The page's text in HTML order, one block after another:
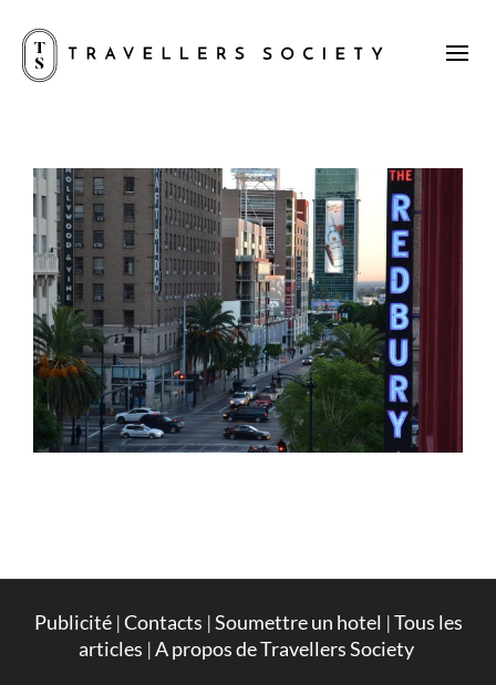
Publicité|Contacts |Soumettre un hotel |Tous les
articles |A propos de Travellers Society